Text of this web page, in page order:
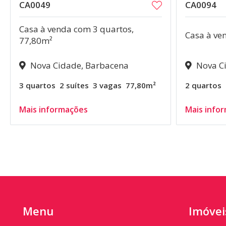
CA0049
Casa à venda com 3 quartos,
77,80m²
Nova Cidade, Barbacena
3 quartos 2 suítes 3 vagas 77,80m²
Mais informações
CA0094
Casa à
Nova
2 quartos
Mais
Menu